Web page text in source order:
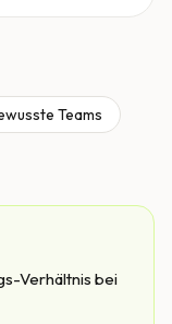
Teams
Verhältnis bei